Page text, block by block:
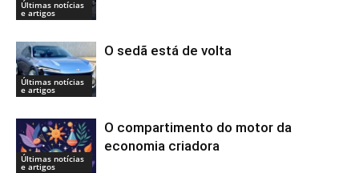
Últimas notícias
e artigos
Últimas notícias
e artigos
O sedã está de volta
Últimas notícias
e artigos
O compartimento do motor da
economia criadora